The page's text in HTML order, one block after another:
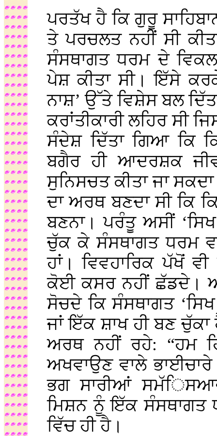
ਪਰਤੱਖ ਹੈ ਕਿ ਗੁਰੂ
ਤੇ ਪਰਚਲਤ ਨਹੀਂ ਸੀ
ਸੰਸਥਾਗਤ ਧਰਮ ਦੇ
ਪੇਸ਼ ਕੀਤਾ ਸੀ। ਇੱਸੇ
ਨਾਸ਼’ ਉੱਤੇ ਵਿਸ਼ੇਸ ਬਲ
ਕਰਾਂਤੀਕਾਰੀ ਲਹਿਰ ਸੀ
ਸੰਦੇਸ਼ ਦਿੱਤਾ ਗਿਆ ਕਿ
ਬਗੈਰ ਹੀ ਆਦਰਸ਼ਕ
ਸੁਨਿਸਚਤ ਕੀਤਾ ਜਾ
ਦਾ ਅਰਥ ਬਣਦਾ ਸੀ ਕਿ
ਬਣਨਾ। ਪਰੰਤੂ ਅਸੀਂ
ਚੁੱਕ ਕੇ ਸੰਸਥਾਗਤ ਧਰਮ
ਹਾਂ। ਵਿਵਹਾਰਿਕ ਪੱਖੋਂ
ਕੋਈ ਕਸਰ ਨਹੀਂ ਛੱਡਦੇ।
ਸੋਚਦੇ ਕਿ ਸੰਸਥਾਗਤ
ਜਾਂ ਇੱਕ ਸ਼ਾਖ ਹੀ ਬਣ
ਅਰਥ ਨਹੀਂ ਰਹੇ: “ਹਮ
ਅਖਵਾਉਣ ਵਾਲੇ
ਭਗ ਸਾਰੀਆਂ
ਮਿਸ਼ਨ ਨੂੰ ਇੱਕ ਸੰਸਥਾਗਤ
ਵਿੱਚ ਹੀ ਹੈ।